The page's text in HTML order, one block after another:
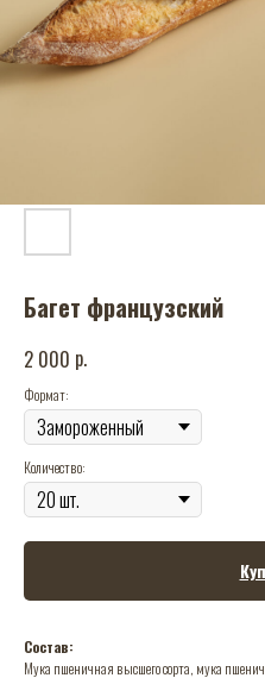
Багет французский
2 000 р.
Формат:
Количество:
Состав:
Мука пшеничная высшего сорта, мука